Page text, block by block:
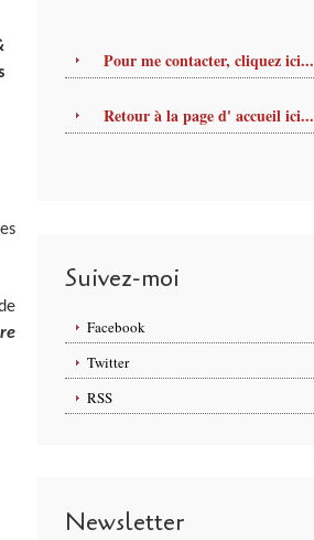
Pour me contacter, cliquez ici...
Retour à la page d' accueil ici...
Suivez-moi
Facebook
Twitter
RSS
Newsletter